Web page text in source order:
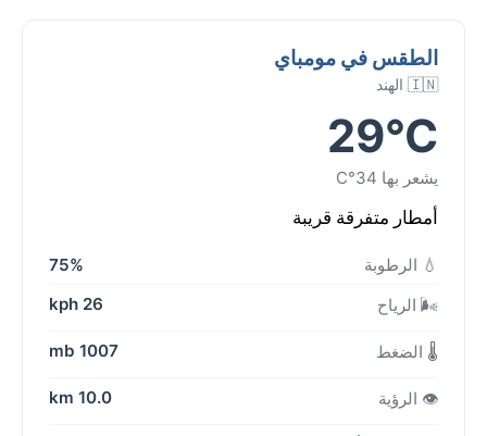
الطقس في مومباي
🇮🇳 الهند
29°C
يشعر بها 34°C
أمطار متفرقة قريبة
💧 الرطوبة
75%
🌬️ الرياح
26 kph
🌡️ الضغط 1007 mb
👁️ الرؤية 10.0 km